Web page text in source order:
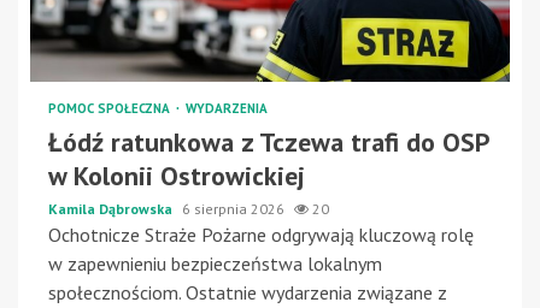
POMOC SPOŁECZNA WYDARZENIA
Łódź ratunkowa z Tczewa trafi do OSP
w Kolonii Ostrowickiej
Kamila Dąbrowska 6 sierpnia 2026 20
Ochotnicze Straże Pożarne odgrywają kluczową rolę
w zapewnieniu bezpieczeństwa lokalnym
społecznościom. Ostatnie wydarzenia związane z